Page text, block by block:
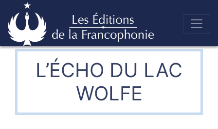
Skip
to Éditions de la francophonie
L’ÉCHO DU LAC
WOLFE